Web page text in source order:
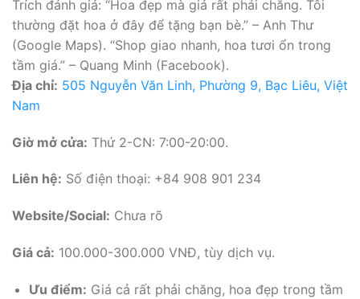
Trích đánh giá: “Hoa đẹp mà giá rất phải chăng. Tôi
thường đặt hoa ở đây để tặng bạn bè.” – Anh Thư
(Google Maps). “Shop giao nhanh, hoa tươi ổn trong
tầm giá.” – Quang Minh (Facebook).
Địa chỉ: 505 Nguyễn Văn Linh, Phường 9, Bạc Liêu, Việt
Nam
Giờ mở cửa: Thứ 2-CN: 7:00-20:00.
Liên hệ: Số điện thoại: +84 908 901 234
Website/Social: Chưa rõ
Giá cả: 100.000-300.000 VNĐ, tùy dịch vụ.
Ưu điểm: Giá cả rất phải chăng, hoa đẹp trong tầm